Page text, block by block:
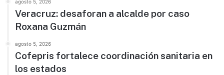
agosto 5, 2026
Veracruz: desaforan a alcalde por caso
Roxana Guzmán
agosto 5, 2026
Cofepris fortalece coordinación sanitaria en
los estados